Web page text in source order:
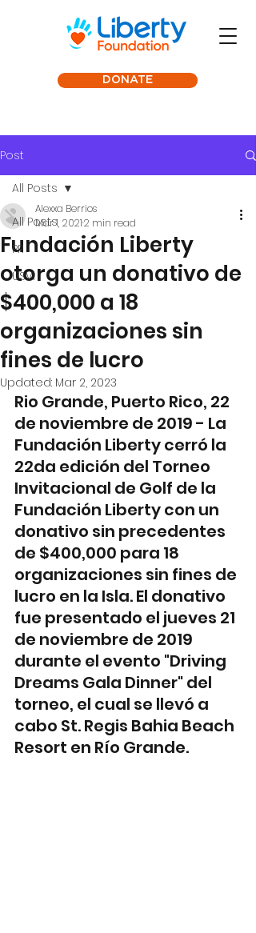
DONATE
Post
All Posts
PR
USVI
All Posts
Fundación Liberty
otorga un donativo de
$400,000 a 18
organizaciones sin
fines de lucro
Alexxa Berrios
Mar 1, 20212 min read
Updated: Mar 2, 2023
Rio Grande, Puerto Rico, 22
de noviembre de 2019 - La
Fundación Liberty cerró la
22da edición del Torneo
Invitacional de Golf de la
Fundación Liberty con un
donativo sin precedentes
de $400,000 para 18
organizaciones sin fines de
lucro en la Isla. El donativo
fue presentado el jueves 21
de noviembre de 2019
durante el evento "Driving
Dreams Gala Dinner" del
torneo, el cual se llevó a
cabo St. Regis Bahia Beach
Resort en Río Grande.